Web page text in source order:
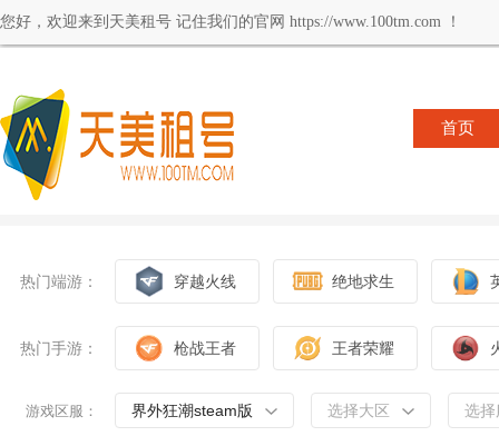
您好，欢迎来到天美租号 记住我们的官网 https://www.100tm.com ！
首页
热门端游： 穿越火线 绝地求生
热门手游： 枪战王者 王者荣耀
游戏区服： 界外狂潮steam版 选择大区 选择